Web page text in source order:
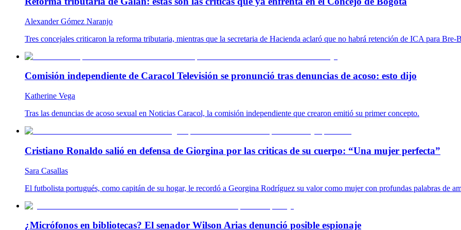
Alexander Gómez Naranjo
Tres concejales criticaron la reforma tributaria, mientras que la secretaria de Hacienda aclaró que no habrá retención de ICA para Bre-
Comisión independiente de Caracol Televisión se pronunció tras denuncias de acoso: esto dijo
Katherine Vega
Tras las denuncias de acoso sexual en Noticias Caracol, la comisión independiente que crearon emitió su primer concepto.
Cristiano Ronaldo salió en defensa de Giorgina por las criticas de su cuerpo: “Una mujer perfecta”
Sara Casallas
El futbolista portugués, como capitán de su hogar, le recordó a Georgina Rodríguez su valor como mujer con profundas palabras de
¿Micrófonos en bibliotecas? El senador Wilson Arias denunció posible espionaje